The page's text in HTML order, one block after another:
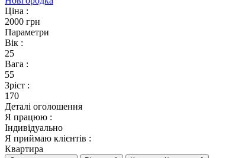
Ціна :
2000 грн
Параметри
Вік :
25
Вага :
55
Зріст :
170
Деталі оголошення
Я працюю :
Індивідуально
Я приймаю клієнтів :
Квартира